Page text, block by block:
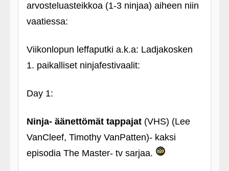
arvosteluasteikkoa (1-3 ninjaa) aiheen niin
vaatiessa:
Viikonlopun leffaputki a.k.a: Ladjakosken
1. paikalliset ninjafestivaalit:
Day 1:
Ninja- äänettömät tappajat(VHS) (Lee
VanCleef, Timothy VanPatten)- kaksi
episodia The Master- tv sarjaa.